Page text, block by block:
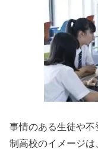
事情のある生徒や
制高校のイメージ